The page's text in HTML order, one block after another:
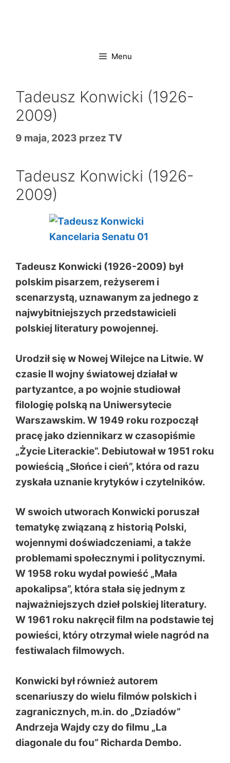
Menu
Tadeusz Konwicki (1926-
2009)
9 maja, 2023 przez TV
Tadeusz Konwicki (1926-
2009)
Tadeusz Konwicki (1926-2009) był
polskim pisarzem, reżyserem i
scenarzystą, uznawanym za jednego z
najwybitniejszych przedstawicieli
polskiej literatury powojennej.
Urodził się w Nowej Wilejce na Litwie. W
czasie II wojny światowej działał w
partyzantce, a po wojnie studiował
filologię polską na Uniwersytecie
Warszawskim. W 1949 roku rozpoczął
pracę jako dziennikarz w czasopiśmie
„Życie Literackie”. Debiutował w 1951 roku
powieścią „Słońce i cień”, która od razu
zyskała uznanie krytyków i czytelników.
W swoich utworach Konwicki poruszał
tematykę związaną z historią Polski,
wojennymi doświadczeniami, a także
problemami społecznymi i politycznymi.
W 1958 roku wydał powieść „Mała
apokalipsa”, która stała się jednym z
najważniejszych dzieł polskiej literatury.
W 1961 roku nakręcił film na podstawie tej
powieści, który otrzymał wiele nagród na
festiwalach filmowych.
Konwicki był również autorem
scenariuszy do wielu filmów polskich i
zagranicznych, m.in. do „Dziadów”
Andrzeja Wajdy czy do filmu „La
diagonale du fou” Richarda Dembo.